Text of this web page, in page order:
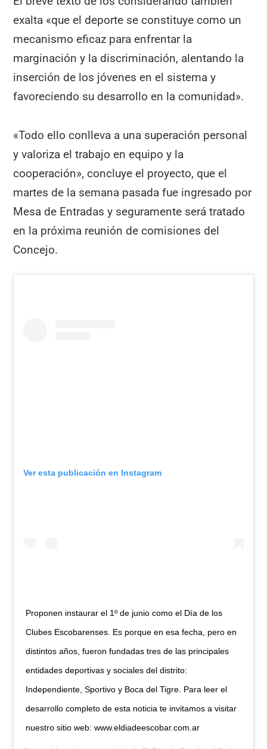
exalta «que el deporte se constituye como un
mecanismo eficaz para enfrentar la
marginación y la discriminación, alentando la
inserción de los jóvenes en el sistema y
favoreciendo su desarrollo en la comunidad».
«Todo ello conlleva a una superación personal
y valoriza el trabajo en equipo y la
cooperación», concluye el proyecto, que el
martes de la semana pasada fue ingresado por
Mesa de Entradas y seguramente será tratado
en la próxima reunión de comisiones del
Concejo.
Ver esta publicación en Instagram
Proponen instaurar el 1º de junio como el Día de los
Clubes Escobarenses. Es porque en esa fecha, pero en
distintos años, fueron fundadas tres de las principales
entidades deportivas y sociales del distrito:
Independiente, Sportivo y Boca del Tigre. Para leer el
desarrollo completo de esta noticia te invitamos a visitar
nuestro sitio web: www.eldiadeescobar.com.ar